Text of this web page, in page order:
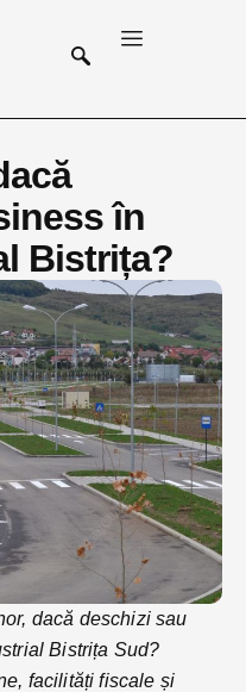
în
Bistrița?
dacă deschizi sau
Bistrița Sud?
facilități fiscale și